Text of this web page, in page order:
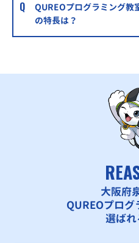
QUREOプログラミング教
の特長は？
大阪府
QUREOプロ
選ば